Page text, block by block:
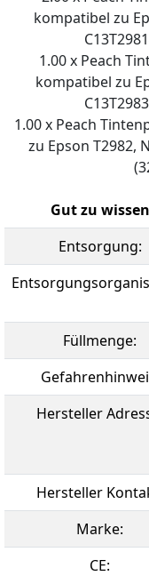
kompatibel zu
1.00 x Peach
kompatibel zu
1.00 x Peach
zu Epson T2982,
Gut zu wissen
Entsorgung:
Füllmenge:
Hersteller
Hersteller
Marke:
CE: